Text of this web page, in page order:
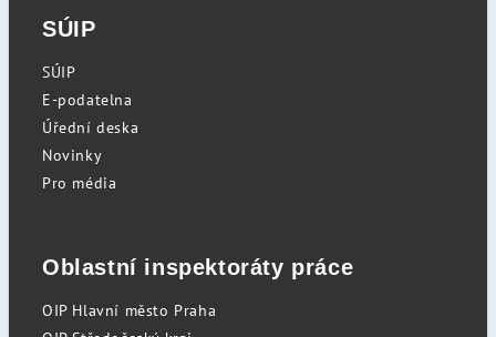
SÚIP
SÚIP
E-podatelna
Úřední deska
Novinky
Pro média
Oblastní inspektoráty práce
OIP Hlavní město Praha